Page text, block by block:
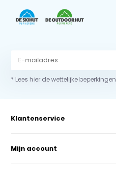
* Lees hier de wettelijke beperkingen
Klantenservice
Mijn account